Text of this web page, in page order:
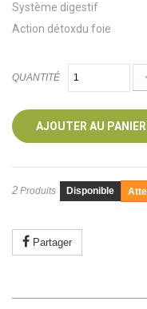
Système digestif
Action détoxdu foie
QUANTITÉ
AJOUTER AU PANIER
2 Produits Disponible
Partager